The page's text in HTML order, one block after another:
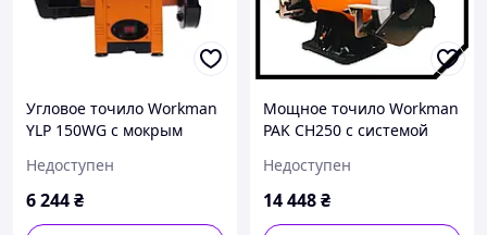
Угловое точило Workman
YLP 150WG с мокрым
Недоступен
6 244₴
Мощное точило Workman
PAK CH250 с системой
250 мм)
Недоступен
14 448₴